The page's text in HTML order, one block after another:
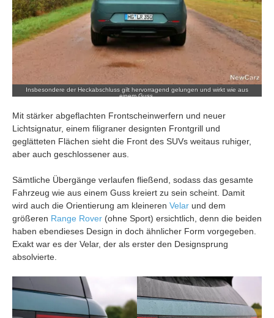
Insbesondere der Heckabschluss gilt hervorragend gelungen und wirkt wie aus
einem Guss.
Mit stärker abgeflachten Frontscheinwerfern und neuer
Lichtsignatur, einem filigraner designten Frontgrill und
geglätteten Flächen sieht die Front des SUVs weitaus ruhiger,
aber auch geschlossener aus.
Sämtliche Übergänge verlaufen fließend, sodass das gesamte
Fahrzeug wie aus einem Guss kreiert zu sein scheint. Damit
wird auch die Orientierung am kleineren Velar und dem
größeren Range Rover (ohne Sport) ersichtlich, denn die beiden
haben ebendieses Design in doch ähnlicher Form vorgegeben.
Exakt war es der Velar, der als erster den Designsprung
absolvierte.